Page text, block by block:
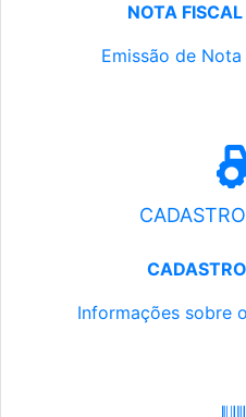
NOTA
Emissão de
Informações sobre